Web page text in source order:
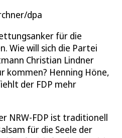
dpa
für die
Wie will sich die Partei
Christian Lindner
kommen? Henning Höne,
der FDP mehr
NRW-FDP ist traditionell
für die Seele der